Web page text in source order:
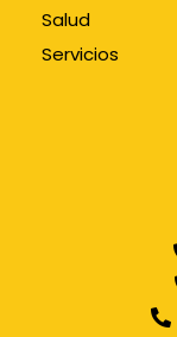
Salud
Servicios